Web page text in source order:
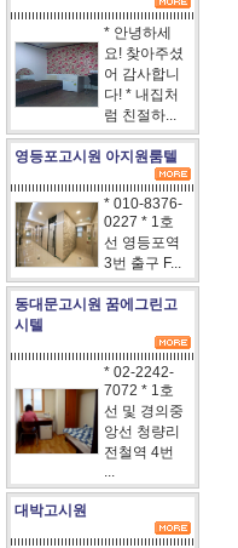
* 안녕하세
요! 찾아주셨
어 감사합니
다! * 내집처
럼 친절하...
영등포고시원 아지원룸텔
* 010-8376-
0227 * 1호
선 영등포역
3번 출구 F...
동대문고시원 꿈에그린고
시텔
* 02-2242-
7072 * 1호
선 및 경의중
앙선 청량리
전철역 4번
...
대박고시원